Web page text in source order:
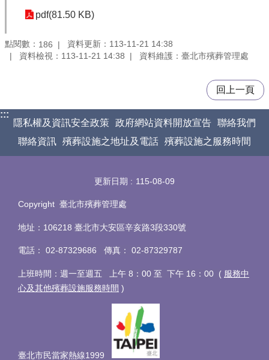
pdf(81.50 KB)
點閱數： 186
資料更新：113-11-21 14:38
資料檢視：113-11-21 14:38
資料維護：臺北市殯葬管理處
回上一頁
:::
隱私權及資訊安全政策 政府網站資料開放宣告 聯絡我們
聯絡資訊 殯葬設施之地址及電話 殯葬設施之服務時間
更新日期 115-08-09
Copyright 臺北市殯葬管理處
地址：106218 臺北市大安區辛亥路3段330號
電話 ： 02-87329686 傳真 ： 02-87329787
上班時間：週一至週五 上午 8：00 至 下午 16：00 ( 服務中
心及其他殯葬設施服務時間 )
臺北市民當家熱線1999